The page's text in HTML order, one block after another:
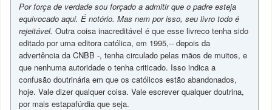
Por força de verdade sou forçado a admitir que o padre esteja
equivocado aqui. É notório. Mas nem por isso, seu livro todo é
rejeitável. Outra coisa inacreditável é que esse livreco tenha sido
editado por uma editora católica, em 1995,-- depois da
advertência da CNBB -, tenha circulado pelas mãos de muitos, e
que nenhuma autoridade o tenha criticado. Isso indica a
confusão doutrinária em que os católicos estão abandonados,
hoje. Vale dizer qualquer coisa. Vale escrever qualquer doutrina,
por mais estapafúrdia que seja.